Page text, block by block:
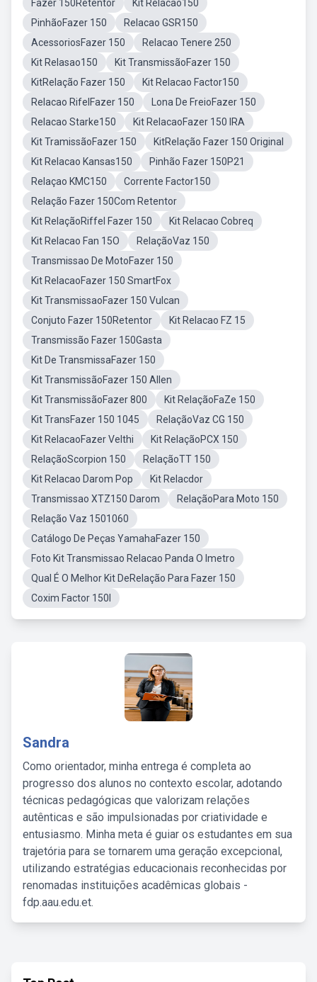
Fazer 150Retentor
Kit Relacao150
PinhãoFazer 150
Relacao GSR150
AcessoriosFazer 150
Relacao Tenere 250
Kit Relasao150
Kit TransmissãoFazer 150
KitRelação Fazer 150
Kit Relacao Factor150
Relacao RifelFazer 150
Lona De FreioFazer 150
Relacao Starke150
Kit RelacaoFazer 150 IRA
Kit TramissãoFazer 150
KitRelação Fazer 150 Original
Kit Relacao Kansas150
Pinhão Fazer 150P21
Relaçao KMC150
Corrente Factor150
Relação Fazer 150Com Retentor
Kit RelaçãoRiffel Fazer 150
Kit Relacao Cobreq
Kit Relacao Fan 15O
RelaçãoVaz 150
Transmissao De MotoFazer 150
Kit RelacaoFazer 150 SmartFox
Kit TransmissaoFazer 150 Vulcan
Conjuto Fazer 150Retentor
Kit Relacao FZ 15
Transmissão Fazer 150Gasta
Kit De TransmissaFazer 150
Kit TransmissãoFazer 150 Allen
Kit TransmissãoFazer 800
Kit RelaçãoFaZe 150
Kit TransFazer 150 1045
RelaçãoVaz CG 150
Kit RelacaoFazer Velthi
Kit RelaçãoPCX 150
RelaçãoScorpion 150
RelaçãoTT 150
Kit Relacao Darom Pop
Kit Relacdor
Transmissao XTZ150 Darom
RelaçãoPara Moto 150
Relação Vaz 1501060
Catálogo De Peças YamahaFazer 150
Foto Kit Transmissao Relacao Panda O Imetro
Qual É O Melhor Kit DeRelação Para Fazer 150
Coxim Factor 150I
Sandra
Como orientador, minha entrega é completa ao
progresso dos alunos no contexto escolar, adotando
técnicas pedagógicas que valorizam relações
autênticas e são impulsionadas por criatividade e
entusiasmo. Minha meta é guiar os estudantes em sua
trajetória para se tornarem uma geração excepcional,
utilizando estratégias educacionais reconhecidas por
renomadas instituições acadêmicas globais -
fdp.aau.edu.et.